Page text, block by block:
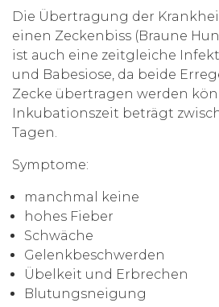
Die Übertragung der
einen Zeckenbiss (Braune
ist auch eine zeitgleiche
und Babesiose, da beide
Zecke übertragen werden
Inkubationszeit beträgt
Tagen.
Symptome:
manchmal keine
hohes Fieber
Schwäche
Gelenkbeschwerden
Übelkeit und Erbrechen
Blutungsneigung